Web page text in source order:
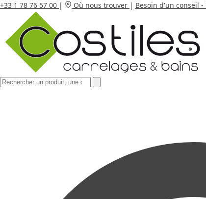
+33 1 78 76 57 00 | Où nous trouver | Besoin d'un conseil -